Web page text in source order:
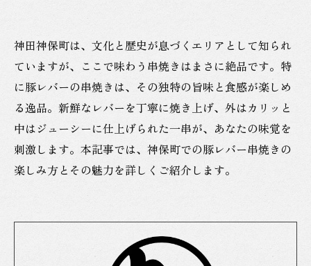
神田神保町は、文化と歴史が息づくエリアとして知られ
ていますが、ここで味わう串焼きはまさに絶品です。特
に豚レバーの串焼きは、その独特の旨味と食感が楽しめ
る逸品。新鮮なレバーを丁寧に焼き上げ、外はカリッと
中はジューシーに仕上げられた一串が、あなたの味覚を
刺激します。本記事では、神保町での豚レバー串焼きの
楽しみ方とその魅力を詳しくご紹介します。